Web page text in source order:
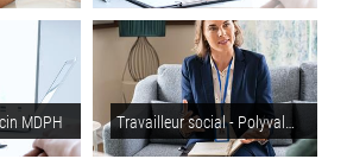
MDPH Travailleur social - Polyvalence (MSD Juillac)